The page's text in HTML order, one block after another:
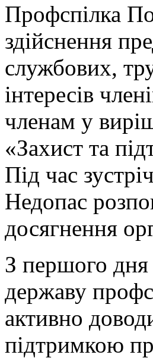
Профспілка
здійснення
службових,
інтересів
членам у
«Захист та
Під час
Недопас
досягнення
З першого дня
державу
активно
підтримкою